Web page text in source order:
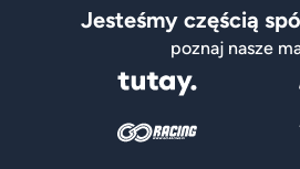
Jesteśmy częścią
poznaj nasze